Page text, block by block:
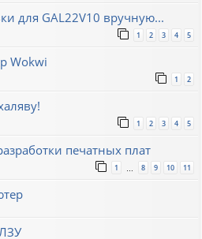
для GAL22V10 вручную...
1 2 3 4 5
Wokwi
1 2
1 2 3 4 5
печатных плат
1 … 8 9 10 11